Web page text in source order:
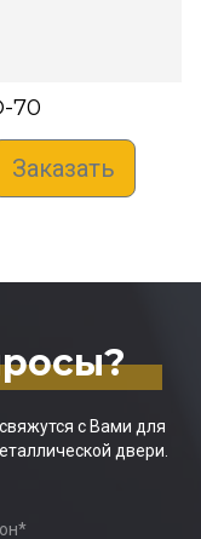
70
Заказать
с Вами для
двери.